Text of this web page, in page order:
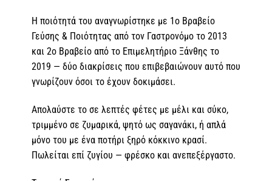
Η ποιότητά του αναγνωρίστηκε με 1ο Βραβείο
Γεύσης & Ποιότητας από τον Γαστρονόμο το 2013
και 2ο Βραβείο από το Επιμελητήριο Ξάνθης το
2019 — δύο διακρίσεις που επιβεβαιώνουν αυτό που
γνωρίζουν όσοι το έχουν δοκιμάσει.
Απολαύστε το σε λεπτές φέτες με μέλι και σύκο,
τριμμένο σε ζυμαρικά, ψητό ως σαγανάκι, ή απλά
μόνο του με ένα ποτήρι ξηρό κόκκινο κρασί.
Πωλείται επί ζυγίου — φρέσκο και ανεπεξέργαστο.